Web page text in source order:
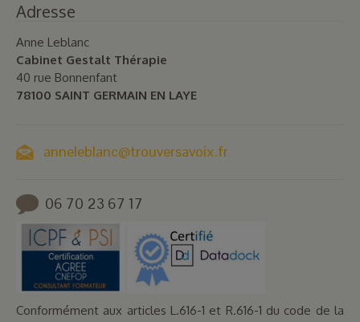
Adresse
Anne Leblanc
Cabinet Gestalt Thérapie
40 rue Bonnenfant
78100 SAINT GERMAIN EN LAYE
anneleblanc@trouversavoix.fr
06 70 23 67 17
Conformément aux articles L.616-1 et R.616-1 du code de la